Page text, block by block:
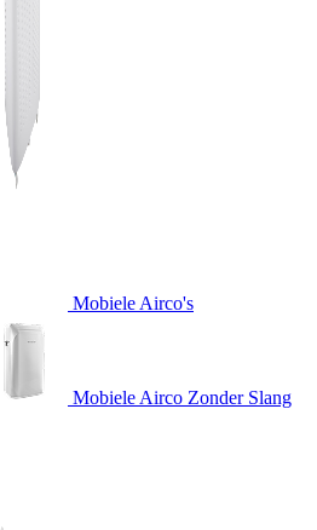
Mobiele Airco's
Mobiele Airco Zonder Slang